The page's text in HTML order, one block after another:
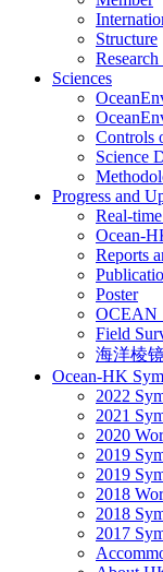
Structure
Sciences
Controls
Science
Progress and
Real-
Ocean-
Reports
Poster
Field
海洋棱
Ocean-HK
2022
2021
2020
2019
2019
2018
2018
2017